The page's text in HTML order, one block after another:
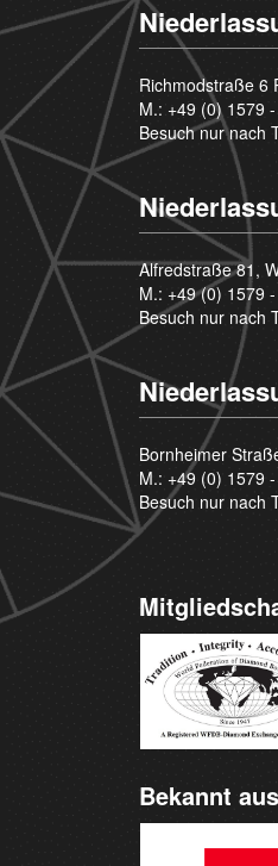
Richmodstraße 6
M.: +49 (0) 1579
Besuch nur nach
Alfredstraße 81,
M.: +49 (0) 1579
Besuch nur nach
Bornheimer
M.: +49 (0) 1579
Besuch nur nach
Bekannt aus